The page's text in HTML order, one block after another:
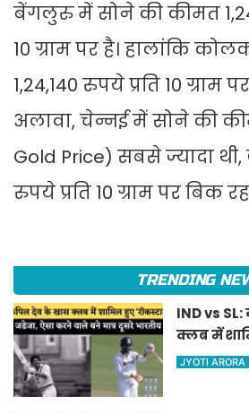
बेंगलुरु में सोने की कीमत
10 ग्राम पर है। हालांकि
1,24,140 रुपये प्रति 10 ग्राम
अलावा, चेन्नई में सोने की
Gold Price) सबसे ज्यादा थी,
रुपये प्रति 10 ग्राम पर बिक
TRENDING
IND vs
क्लब में
जडेजा, ऐसा
JYOTI ARORA